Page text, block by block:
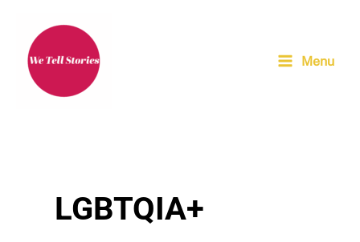
contenu
Menu
LGBTQIA+